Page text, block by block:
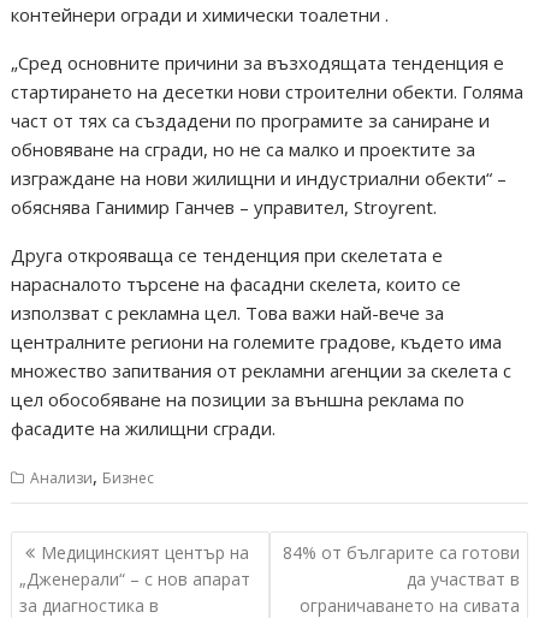
контейнери огради и химически тоалетни .
„Сред основните причини за възходящата тенденция е
стартирането на десетки нови строителни обекти. Голяма
част от тях са създадени по програмите за саниране и
обновяване на сгради, но не са малко и проектите за
изграждане на нови жилищни и индустриални обекти“ –
обяснява Ганимир Ганчев – управител, Stroyrent.
Друга открояваща се тенденция при скелетата е
нарасналото търсене на фасадни скелета, които се
използват с рекламна цел. Това важи най-вече за
централните региони на големите градове, където има
множество запитвания от рекламни агенции за скелета с
цел обособяване на позиции за външна реклама по
фасадите на жилищни сгради.
Анализи, Бизнес
Навигация
Медицинският център на
„Дженерали“ – с нов апарат
за диагностика в
84% от българите са готови
да участват в
ограничаването на сивата